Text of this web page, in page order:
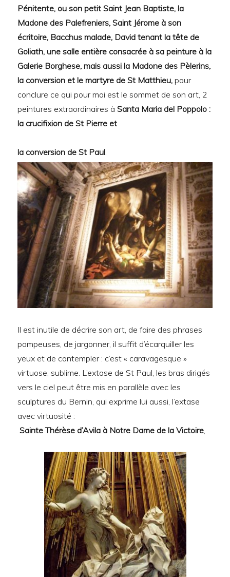
Pénitente, ou son petit Saint Jean Baptiste, la
Madone des Palefreniers, Saint Jérome à son
écritoire, Bacchus malade, David tenant la tête de
Goliath, une salle entière consacrée à sa peinture à la
Galerie Borghese, mais aussi la Madone des Pèlerins,
la conversion et le martyre de St Matthieu, pour
conclure ce qui pour moi est le sommet de son art, 2
peintures extraordinaires à Santa Maria del Poppolo :
la crucifixion de St Pierre et
la conversion de St Paul.
Il est inutile de décrire son art, de faire des phrases
pompeuses, de jargonner, il suffit d’écarquiller les
yeux et de contempler : c’est « caravagesque »
virtuose, sublime. L’extase de St Paul, les bras dirigés
vers le ciel peut être mis en parallèle avec les
sculptures du Bernin, qui exprime lui aussi, l’extase
avec virtuosité :
Sainte Thérèse d’Avila à Notre Dame de la Victoire,